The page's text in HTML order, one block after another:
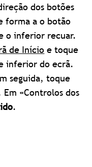
dos botões
forma a o botão
o inferior recuar.
de Início e toque
inferior do ecrã.
seguida, toque
Em «Controlos dos
.